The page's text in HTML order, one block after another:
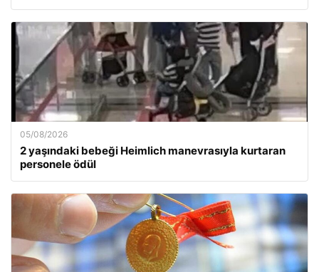
05/08/2026
2 yaşındaki bebeği Heimlich manevrasıyla kurtaran
personele ödül